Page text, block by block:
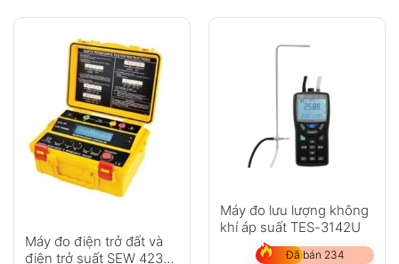
Máy đo điện trở đất và
điện trở suất SEW 4235
Máy đo lưu lượng không
khí áp suất TES-3142U
Đã bán 234